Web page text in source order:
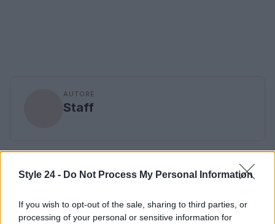
Style 24 - Do Not Process My Personal Information
If you wish to opt-out of the sale, sharing to third parties, or
processing of your personal or sensitive information for
AUTORE
Staff